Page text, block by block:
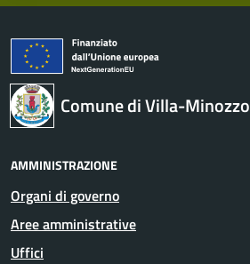
Comune di Villa-Minozzo
AMMINISTRAZIONE
Organi di governo
Aree amministrative
Uffici